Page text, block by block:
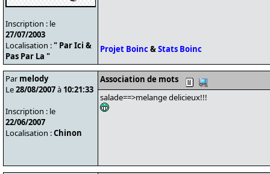
Inscription : le
27/07/2003
Localisation :" Par Ici &
Pas Par La "
Projet Boinc&Stats Boinc
Par melody
Le28/08/2007à 10:21:33
Inscription : le
22/06/2007
Localisation :Chinon
Association de mots
salade==>melange delicieux!!!